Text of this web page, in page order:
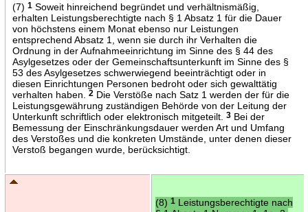
(7) 1Soweit hinreichend begründet und verhältnismäßig,
erhalten Leistungsberechtigte nach § 1 Absatz 1 für die Dauer
von höchstens einem Monat ebenso nur Leistungen
entsprechend Absatz 1, wenn sie durch ihr Verhalten die
Ordnung in der Aufnahmeeinrichtung im Sinne des § 44 des
Asylgesetzes oder der Gemeinschaftsunterkunft im Sinne des §
53 des Asylgesetzes schwerwiegend beeinträchtigt oder in
diesen Einrichtungen Personen bedroht oder sich gewalttätig
verhalten haben.
2Die Verstöße nach Satz 1 werden der für die
Leistungsgewährung zuständigen Behörde von der Leitung der
Unterkunft schriftlich oder elektronisch mitgeteilt.
3Bei der
Bemessung der Einschränkungsdauer werden Art und Umfang
des Verstoßes und die konkreten Umstände, unter denen dieser
Verstoß begangen wurde, berücksichtigt.
(8) 1Leistungsberechtigte nach